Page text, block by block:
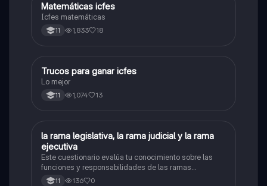
ICFES: Matemáticas
Matemáticas icfes
Icfes matemáticas
11 1,833 18
Química
Trucos para ganar icfes
Lo mejor
11 1,074 13
LSociales/Historia
la rama legislativa, la rama judicial y la rama
ejecutiva
Este cuestionario evalúa tu conocimiento sobre las
funciones y responsabilidades de las ramas
legislativa, judicial y ejecutiva.
11 136 0